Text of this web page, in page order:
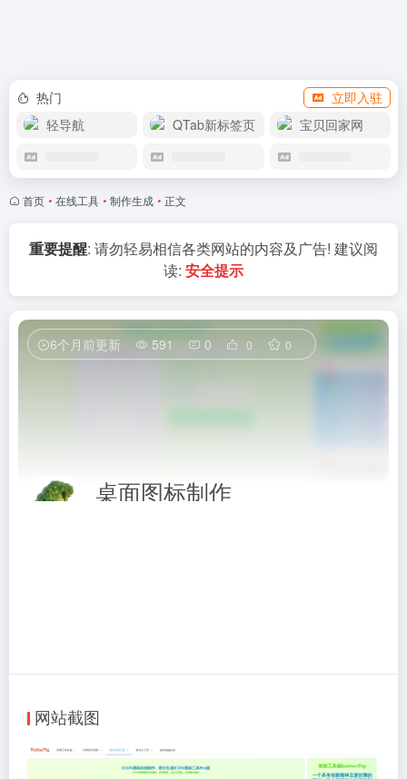
热门
立即入驻
轻导航
QTab新标签页 宝贝回家网
首页 • 在线工具 • 制作生成 • 正文
重要提醒: 请勿轻易相信各类网站的内容及广告! 建议阅
读: 安全提示
6个月前更新 591 0 0 0
桌面图标制作
网站截图